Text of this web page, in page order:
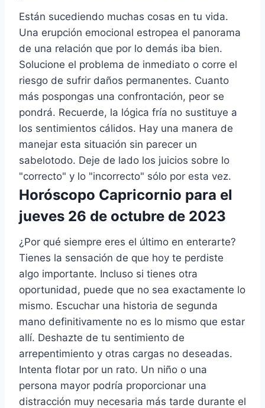
Están sucediendo muchas cosas en tu vida.
Una erupción emocional estropea el panorama
de una relación que por lo demás iba bien.
Solucione el problema de inmediato o corre el
riesgo de sufrir daños permanentes. Cuanto
más pospongas una confrontación, peor se
pondrá. Recuerde, la lógica fría no sustituye a
los sentimientos cálidos. Hay una manera de
manejar esta situación sin parecer un
sabelotodo. Deje de lado los juicios sobre lo
"correcto" y lo "incorrecto" sólo por esta vez.
Horóscopo Capricornio para el
jueves 26 de octubre de 2023
¿Por qué siempre eres el último en enterarte?
Tienes la sensación de que hoy te perdiste
algo importante. Incluso si tienes otra
oportunidad, puede que no sea exactamente lo
mismo. Escuchar una historia de segunda
mano definitivamente no es lo mismo que estar
allí. Deshazte de tu sentimiento de
arrepentimiento y otras cargas no deseadas.
Intenta flotar por un rato. Un niño o una
persona mayor podría proporcionar una
distracción muy necesaria más tarde durante el